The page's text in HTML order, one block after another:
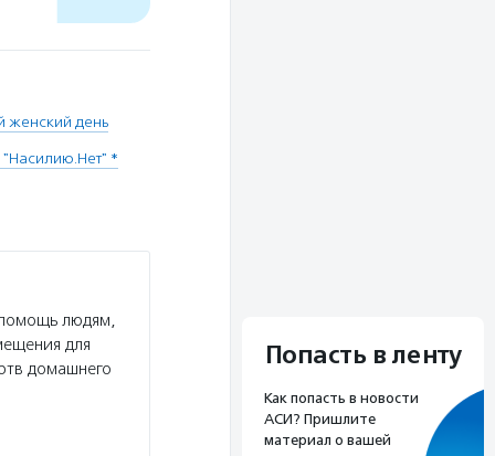
день
*
людям,
для
домашнего
Попасть в ленту
Как попасть в новости
АСИ? Пришлите
материал о вашей